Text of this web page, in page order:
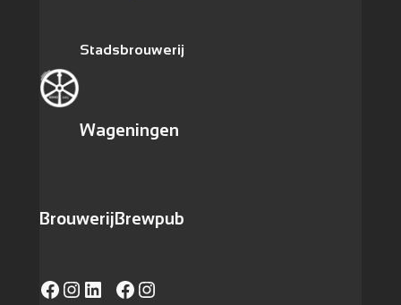
Stadsbrouwerij
Wageningen
Brouwerij
Facebook Instagram LinkedIn
Brewpub
https://www.facebook.com/caferadvanwageningen/ Instagram